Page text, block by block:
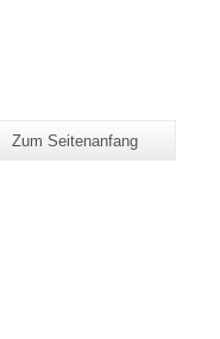
Zum Seitenanfang